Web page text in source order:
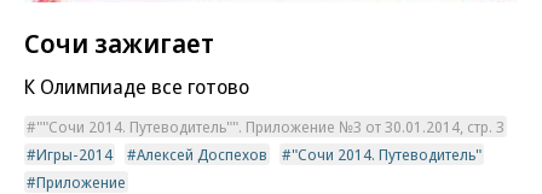
Сочи зажигает
К Олимпиаде все готово
""Сочи 2014. Путеводитель"". Приложение №3 от 30.01.2014, стр. 3
Игры-2014
Алексей Доспехов
"Сочи 2014. Путеводитель"
Приложение